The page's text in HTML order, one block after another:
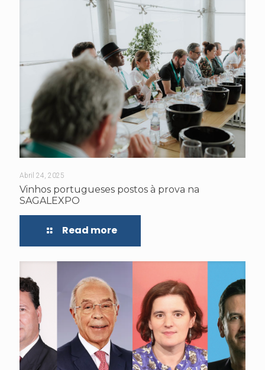
Abril 24, 2025
Vinhos portugueses postos à prova na
SAGALEXPO
Read more